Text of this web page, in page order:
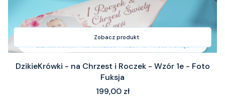
Zobacz produkt
DzikieKrówki - na Chrzest i Roczek - Wzór 1e - Foto
Fuksja
Cena
199,00 zł